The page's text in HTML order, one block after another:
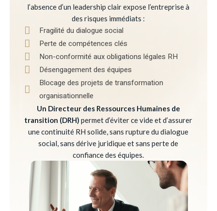
l’absence d’un leadership clair expose l’entreprise à
des risques immédiats :
Fragilité du dialogue social
Perte de compétences clés
Non-conformité aux obligations légales RH
Désengagement des équipes
Blocage des projets de transformation
organisationnelle
Un Directeur des Ressources Humaines de
transition (DRH) permet d’éviter ce vide et d’assurer
une continuité RH solide, sans rupture du dialogue
social, sans dérive juridique et sans perte de
confiance des équipes.